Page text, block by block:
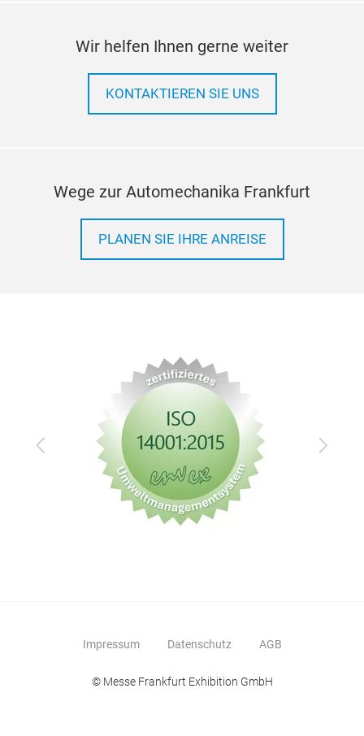
Wir helfen Ihnen gerne weiter
KONTAKTIEREN SIE UNS
Wege zur Automechanika Frankfurt
PLANEN SIE IHRE ANREISE
Zurück Vor
Impressum Datenschutz AGB
© Messe Frankfurt Exhibition GmbH